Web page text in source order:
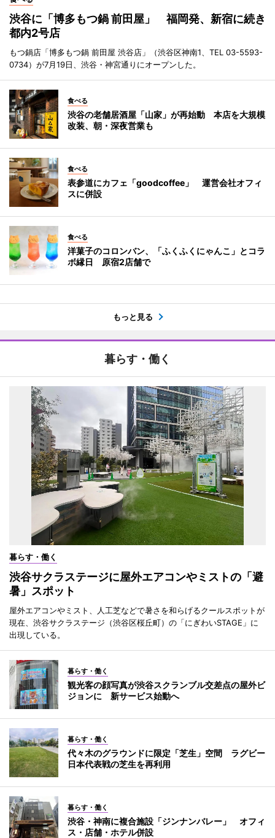
渋谷に「博多もつ鍋 前田屋」 福岡発、新宿に続き
都内2号店
もつ鍋店「博多もつ鍋 前田屋 渋谷店」（渋谷区神南1、TEL 03-5593-
0734）が7月19日、渋谷・神宮通りにオープンした。
食べる
渋谷の老舗居酒屋「山家」が再始動 本店を大規模
改装、朝・深夜営業も
食べる
表参道にカフェ「goodcoffee」 運営会社オフィ
スに併設
食べる
洋菓子のコロンバン、「ふくふくにゃんこ」とコラ
ボ縁日 原宿2店舗で
もっと見る
暮らす・働く
暮らす・働く
渋谷サクラステージに屋外エアコンやミストの「避
暑」スポット
屋外エアコンやミスト、人工芝などで暑さを和らげるクールスポットが
現在、渋谷サクラステージ（渋谷区桜丘町）の「にぎわいSTAGE」に
出現している。
暮らす・働く
観光客の顔写真が渋谷スクランブル交差点の屋外ビ
ジョンに 新サービス始動へ
暮らす・働く
代々木のグラウンドに限定「芝生」空間 ラグビー
日本代表戦の芝生を再利用
暮らす・働く
渋谷・神南に複合施設「ジンナンバレー」 オフィ
ス・店舗・ホテル併設